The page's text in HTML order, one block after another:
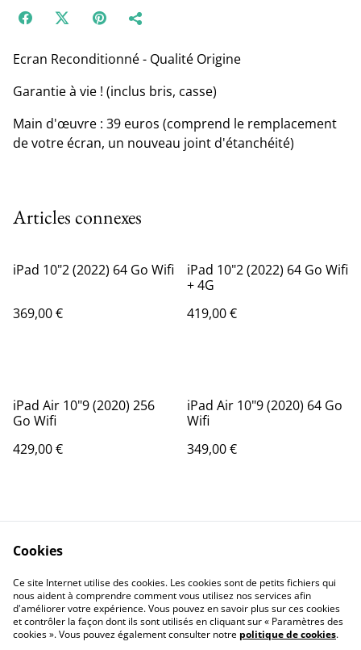
Ecran Reconditionné - Qualité Origine
Garantie à vie ! (inclus bris, casse)
Main d'œuvre : 39 euros (comprend le remplacement
de votre écran, un nouveau joint d'étanchéité)
Articles connexes
iPad 10"2 (2022) 64 Go Wifi
369,00 €
iPad 10"2 (2022) 64 Go Wifi
+ 4G
419,00 €
iPad Air 10"9 (2020) 256
Go Wifi
429,00 €
iPad Air 10"9 (2020) 64 Go
Wifi
349,00 €
Contactez-nous
Conditions
Politique de
confidentialité
Politique de cookies
Cookies
Ce site Internet utilise des cookies. Les cookies sont de petits fichiers qui
nous aident à comprendre comment vous utilisez nos services afin
d'améliorer votre expérience. Vous pouvez en savoir plus sur ces cookies
et contrôler la façon dont ils sont utilisés en cliquant sur « Paramètres des
cookies ». Vous pouvez également consulter notre politique de cookies.